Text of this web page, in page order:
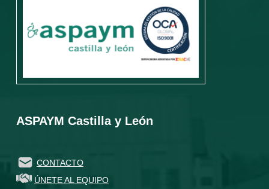
ASPAYM Castilla y León
CONTACTO
ÚNETE AL EQUIPO